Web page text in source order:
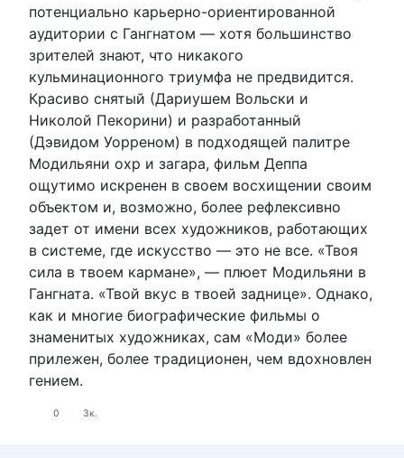
потенциально карьерно-ориентированной
аудитории с Гангнатом — хотя большинство
зрителей знают, что никакого
кульминационного триумфа не предвидится.
Красиво снятый (Дариушем Вольски и
Николой Пекорини) и разработанный
(Дэвидом Уорреном) в подходящей палитре
Модильяни охр и загара, фильм Деппа
ощутимо искренен в своем восхищении своим
объектом и, возможно, более рефлексивно
задет от имени всех художников, работающих
в системе, где искусство — это не все. «Твоя
сила в твоем кармане», — плюет Модильяни в
Гангната. «Твой вкус в твоей заднице». Однако,
как и многие биографические фильмы о
знаменитых художниках, сам «Моди» более
прилежен, более традиционен, чем вдохновлен
гением.
0 3к.